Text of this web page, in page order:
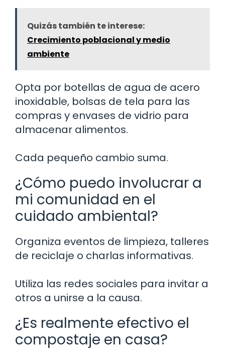
Quizás también te interese:
Crecimiento poblacional y medio
ambiente
Opta por botellas de agua de acero
inoxidable, bolsas de tela para las
compras y envases de vidrio para
almacenar alimentos.
Cada pequeño cambio suma.
¿Cómo puedo involucrar a
mi comunidad en el
cuidado ambiental?
Organiza eventos de limpieza, talleres
de reciclaje o charlas informativas.
Utiliza las redes sociales para invitar a
otros a unirse a la causa.
¿Es realmente efectivo el
compostaje en casa?